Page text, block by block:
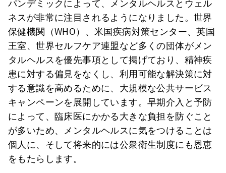
パンデミックによって、メンタルヘルスとウェル
ネスが非常に注目されるようになりました。世界
保健機関（WHO）、米国疾病対策センター、英国
王室、世界セルフケア連盟など多くの団体がメン
タルヘルスを優先事項として掲げており、精神疾
患に対する偏見をなくし、利用可能な解決策に対
する意識を高めるために、大規模な公共サービス
キャンペーンを展開しています。早期介入と予防
によって、臨床医にかかる大きな負担を防ぐこと
が多いため、メンタルヘルスに気をつけることは
個人に、そして将来的には公衆衛生制度にも恩恵
をもたらします。